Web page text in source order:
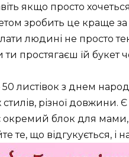
якщо просто
зробить це краще
людині не просто
ти простягаєш їй букет
50 листівок з днем
стилів, різної довжини.
окремий блок для мами,
те, що відгукується, і